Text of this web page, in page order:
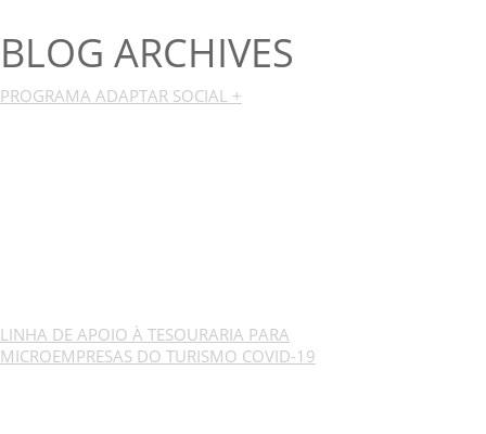
BLOG ARCHIVES
PROGRAMA ADAPTAR SOCIAL +
LINHA DE APOIO À TESOURARIA PARA
MICROEMPRESAS DO TURISMO COVID-19